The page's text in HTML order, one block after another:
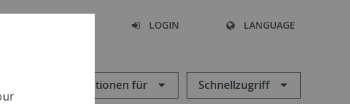
LOGIN LANGUAGE
Informationen für Schnellzugriff